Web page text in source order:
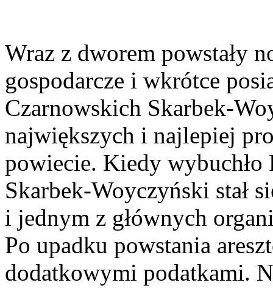
Wraz z dworem powstały
gospodarcze i wkrótce
Czarnowskich Skarbek-
największych i najlepiej
powiecie. Kiedy wybuchło
Skarbek-Woyczyński stał
i jednym z głównych
Po upadku powstania
dodatkowymi podatkami.